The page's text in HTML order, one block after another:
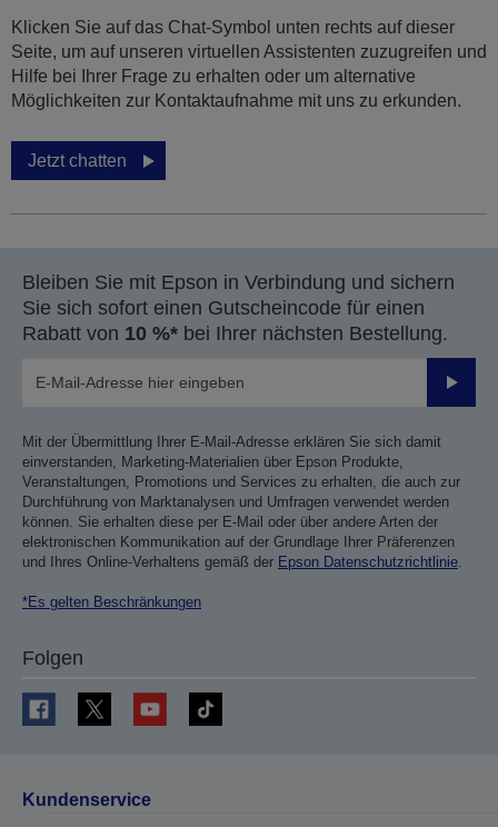
Klicken Sie auf das Chat-Symbol unten rechts auf dieser
Seite, um auf unseren virtuellen Assistenten zuzugreifen und
Hilfe bei Ihrer Frage zu erhalten oder um alternative
Möglichkeiten zur Kontaktaufnahme mit uns zu erkunden.
Jetzt chatten
Bleiben Sie mit Epson in Verbindung und sichern
Sie sich sofort einen Gutscheincode für einen
Rabatt von 10 %* bei Ihrer nächsten Bestellung.
Mit der Übermittlung Ihrer E-Mail-Adresse erklären Sie sich damit
einverstanden, Marketing-Materialien über Epson Produkte,
Veranstaltungen, Promotions und Services zu erhalten, die auch zur
Durchführung von Marktanalysen und Umfragen verwendet werden
können. Sie erhalten diese per E-Mail oder über andere Arten der
elektronischen Kommunikation auf der Grundlage Ihrer Präferenzen
und Ihres Online-Verhaltens gemäß der Epson Datenschutzrichtlinie.
*Es gelten Beschränkungen
Folgen
Kundenservice